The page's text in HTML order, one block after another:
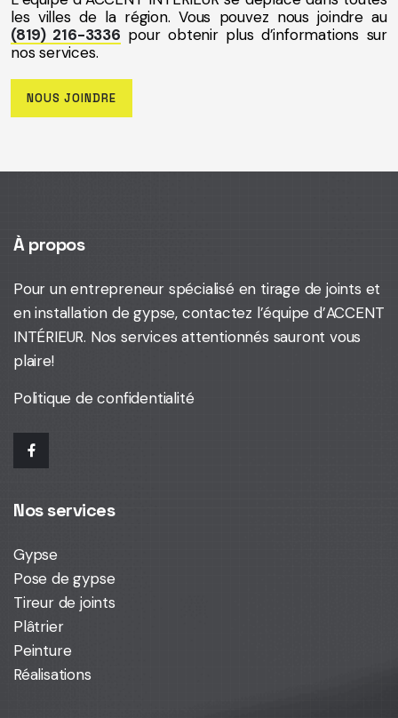
les villes de la région. Vous pouvez nous joindre au
(819) 216-3336 pour obtenir plus d’informations sur
nos services.
NOUS JOINDRE
À propos
Pour un entrepreneur spécialisé en tirage de joints et
en installation de gypse, contactez l’équipe d’ACCENT
INTÉRIEUR. Nos services attentionnés sauront vous
plaire!
Politique de confidentialité
Nos services
Gypse
Pose de gypse
Tireur de joints
Plâtrier
Peinture
Réalisations